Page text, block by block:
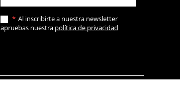
Al inscribirte a nuestra newsletter
apruebas nuestra política de privacidad